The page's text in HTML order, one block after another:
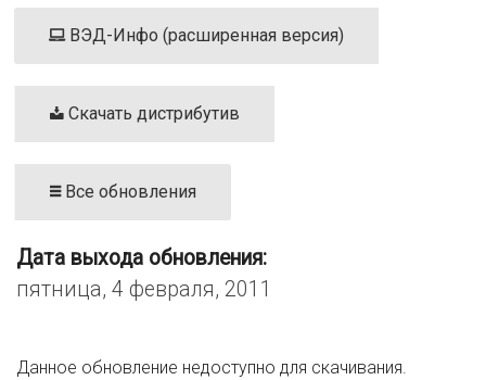
Поддержка
Контакты
ВЭД-Инфо (расширенная версия)
Скачать дистрибутив
Все обновления
Дата выхода обновления:
пятница, 4 февраля, 2011
Данное обновление недоступно для скачивания.